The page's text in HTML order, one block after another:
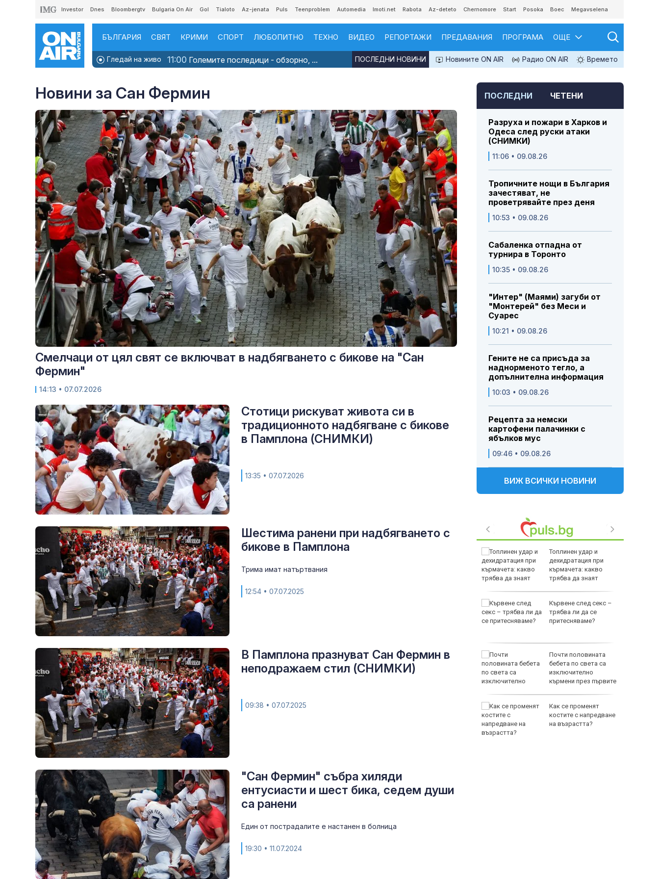
Investor Dnes Bloombergtv Bulgaria On Air Gol Tialoto Az-jenata Puls Teenproblem Automedia Imoti.net Rabota Az-deteto Chernomore Start Posoka Boec Megavselena
БЪЛГАРИЯ СВЯТ КРИМИ СПОРТ ЛЮБОПИТНО ТЕХНО ВИДЕО РЕПОРТАЖИ ПРЕДАВАНИЯ ПРОГРАМА ОЩЕ
Гледай на живо 11:00 Големите последици - обзорно, ... Новините ON AIR Радио ON AIR Времето
ПОСЛЕДНИ НОВИНИ
Новини за Сан Фермин
Смелчаци от цял свят се включват в надбягването с бикове на "Сан
Фермин"
14:13 • 07.07.2026
Стотици рискуват живота си в
традиционното надбягване с бикове
в Памплона (СНИМКИ)
13:35 • 07.07.2026
Шестима ранени при надбягването с
бикове в Памплона
Трима имат натъртвания
12:54 • 07.07.2025
В Памплона празнуват Сан Фермин в
неподражаем стил (СНИМКИ)
09:38 • 07.07.2025
"Сан Фермин" събра хиляди
ентусиасти и шест бика, седем души
са ранени
Един от пострадалите е настанен в болница
19:30 • 11.07.2024
ПОСЛЕДНИ ЧЕТЕНИ
Разруха и пожари в Харков и
Одеса след руски атаки
(СНИМКИ)
11:06 • 09.08.26
Тропичните нощи в България
зачестяват, не
проветрявайте през деня
10:53 • 09.08.26
Сабаленка отпадна от
турнира в Торонто
10:35 • 09.08.26
"Интер" (Маями) загуби от
"Монтерей" без Меси и
Суарес
10:21 • 09.08.26
Гените не са присъда за
наднорменото тегло, а
допълнителна информация
10:03 • 09.08.26
Рецепта за немски
картофени палачинки с
ябълков мус
09:46 • 09.08.26
ВИЖ ВСИЧКИ НОВИНИ
Дрон падна и в нивата
на Стоянов: 5 000 евро
за реклама на Кинтекс
Топлинен удар и
дехидратация при
кърмачета: какво
трябва да знаят
Кървене след секс –
трябва ли да се
притесняваме?
Почти половината
бебета по света са
изключително
кърмени през първите
Как се променят
костите с напредване
на възрастта?